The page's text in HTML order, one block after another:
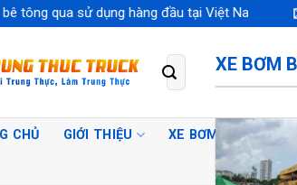
qua sử dụng hàng đầu tại Việt Nam
kiếm:
XE BƠM
CHỦ GIỚI THIỆU XE BƠM BÊ TÔNG